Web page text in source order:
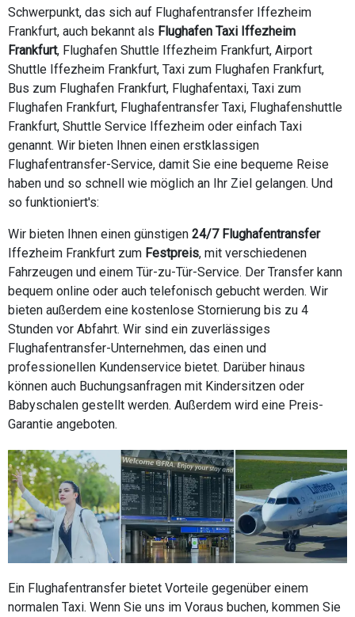
Schwerpunkt, das sich auf Flughafentransfer Iffezheim
Frankfurt, auch bekannt als Flughafen Taxi Iffezheim
Frankfurt, Flughafen Shuttle Iffezheim Frankfurt, Airport
Shuttle Iffezheim Frankfurt, Taxi zum Flughafen Frankfurt,
Bus zum Flughafen Frankfurt, Flughafentaxi, Taxi zum
Flughafen Frankfurt, Flughafentransfer Taxi, Flughafenshuttle
Frankfurt, Shuttle Service Iffezheim oder einfach Taxi
genannt. Wir bieten Ihnen einen erstklassigen
Flughafentransfer-Service, damit Sie eine bequeme Reise
haben und so schnell wie möglich an Ihr Ziel gelangen. Und
so funktioniert's:
Wir bieten Ihnen einen günstigen 24/7 Flughafentransfer
Iffezheim Frankfurt zum Festpreis, mit verschiedenen
Fahrzeugen und einem Tür-zu-Tür-Service. Der Transfer kann
bequem online oder auch telefonisch gebucht werden. Wir
bieten außerdem eine kostenlose Stornierung bis zu 4
Stunden vor Abfahrt. Wir sind ein zuverlässiges
Flughafentransfer-Unternehmen, das einen und
professionellen Kundenservice bietet. Darüber hinaus
können auch Buchungsanfragen mit Kindersitzen oder
Babyschalen gestellt werden. Außerdem wird eine Preis-
Garantie angeboten.
Ein Flughafentransfer bietet Vorteile gegenüber einem
normalen Taxi. Wenn Sie uns im Voraus buchen, kommen Sie